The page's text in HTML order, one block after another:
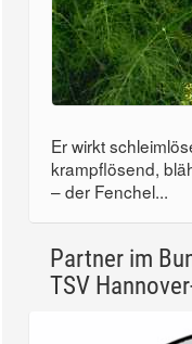
Er wirkt
krampflösend,
– der Fenchel...
Partner im
TSV